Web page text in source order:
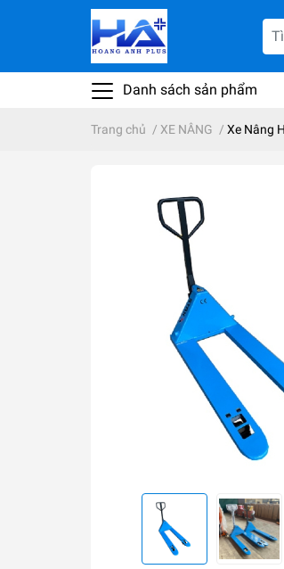
Danh sách sản phẩm
Trang chủ / XE NÂNG / Xe Nâng